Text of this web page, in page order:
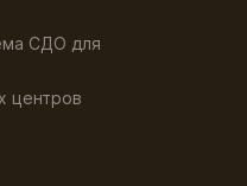
СДО для
центров